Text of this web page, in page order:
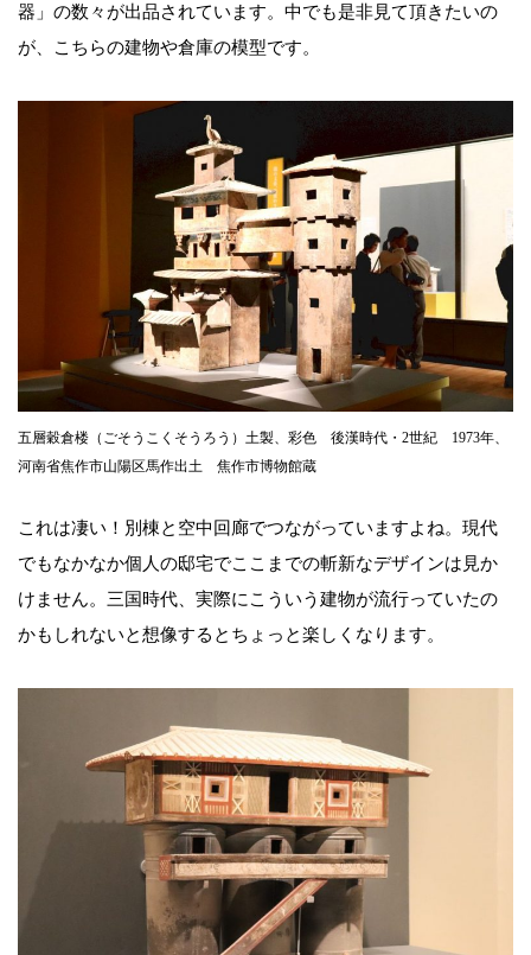
器」の数々が出品されています。中でも是非見て頂きたいの
が、こちらの建物や倉庫の模型です。
五層穀倉楼（ごそうこくそうろう）土製、彩色 後漢時代・2世紀 1973年、
河南省焦作市山陽区馬作出土 焦作市博物館蔵
これは凄い！別棟と空中回廊でつながっていますよね。現代
でもなかなか個人の邸宅でここまでの斬新なデザインは見か
けません。三国時代、実際にこういう建物が流行っていたの
かもしれないと想像するとちょっと楽しくなります。